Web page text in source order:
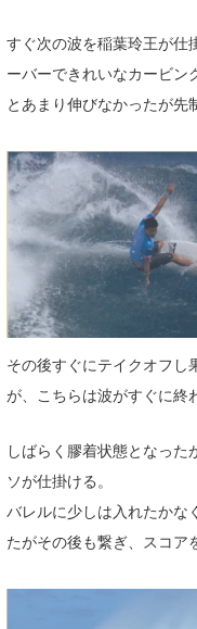
すぐ次の波を稲葉玲王が仕
ーバーできれいなカービン
とあまり伸びなかったが先
その後すぐにテイクオフし
が、こちらは波がすぐに終
しばらく膠着状態となった
ソが仕掛ける。
バレルに少しは入れたかな
たがその後も繋ぎ、スコア